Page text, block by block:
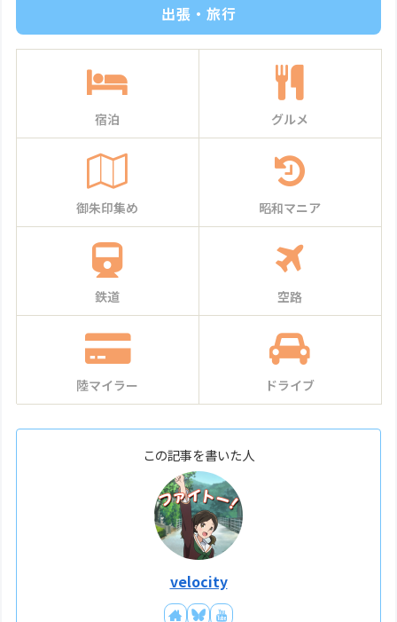
出張・旅行
宿泊 グルメ
御朱印集め 昭和マニア
鉄道 空路
陸マイラー ドライブ
この記事を書いた人
velocity